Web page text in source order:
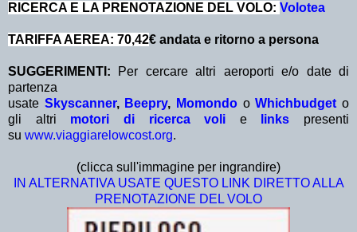
RICERCA E LA PRENOTAZIONE DEL VOLO: Volotea
TARIFFA AEREA: 70,42€ andata e ritorno a persona
SUGGERIMENTI: Per cercare altri aeroporti e/o date di
partenza
usate Skyscanner, Beepry, Momondo oWhichbudget o
gli altri motori di ricerca voli e links presenti
su www.viaggiarelowcost.org.
(clicca sull'immagine per ingrandire)
IN ALTERNATIVA USATE QUESTO LINK DIRETTO ALLA
PRENOTAZIONE DEL VOLO